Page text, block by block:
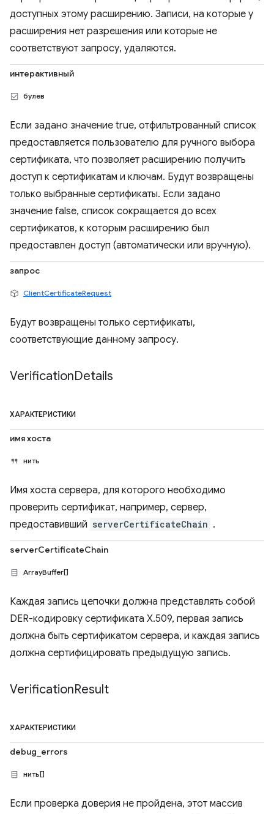
доступных этому расширению. Записи, на которые у
расширения нет разрешения или которые не
соответствуют запросу, удаляются.
интерактивный
булев
Если задано значение true, отфильтрованный список
предоставляется пользователю для ручного выбора
сертификата, что позволяет расширению получить
доступ к сертификатам и ключам. Будут возвращены
только выбранные сертификаты. Если задано
значение false, список сокращается до всех
сертификатов, к которым расширению был
предоставлен доступ (автоматически или вручную).
запрос
ClientCertificateRequest
Будут возвращены только сертификаты,
соответствующие данному запросу.
VerificationDetails
ХАРАКТЕРИСТИКИ
имя хоста
нить
Имя хоста сервера, для которого необходимо
проверить сертификат, например, сервер,
предоставивший serverCertificateChain .
serverCertificateChain
ArrayBuffer[]
Каждая запись цепочки должна представлять собой
DER-кодировку сертификата X.509, первая запись
должна быть сертификатом сервера, и каждая запись
должна сертифицировать предыдущую запись.
VerificationResult
ХАРАКТЕРИСТИКИ
debug_errors
нить[]
Если проверка доверия не пройдена, этот массив